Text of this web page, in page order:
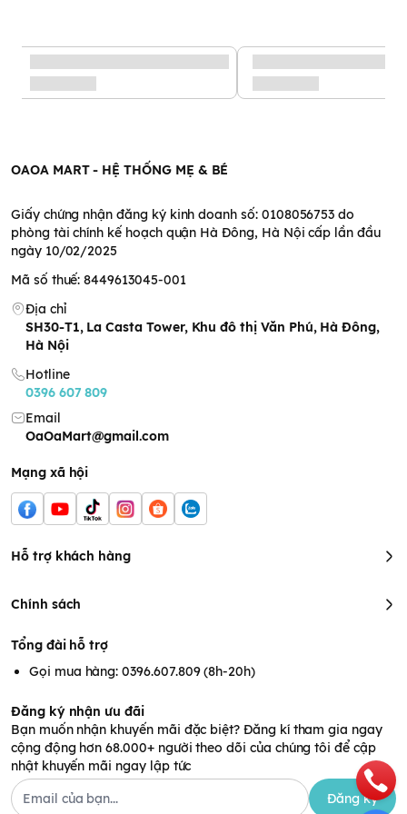
Mì Mug cực kỳ thơm ngon
được các mẹ tin dùng
Đóng gói: Có 4 gói nhỏ bên trong
trong, một bữa ăn một gói nhỏ.
Có 2 màu: gói màu trắng xanh 92g (hình gấu panda và cún
con), gói màu vàng 96g (hình heo và hình cáo).
Mì Mug Nissin‎ Nhật Bản ăn dặm cho bé trên 1 tuổi (Vàng) -
bao bì cũ
Độ tuổi sử dụng sản
phẩm
OAOA MART - HỆ THỐNG MẸ & BÉ
Giấy chứng nhận đăng ký kinh doanh số: 0108056753 do
phòng tài chính kế hoạch quận Hà Đông, Hà Nội cấp lần đầu
ngày 10/02/2025
Mã số thuế: 8449613045-001
Địa chỉ
SH30-T1, La Casta Tower, Khu đô thị Văn Phú, Hà Đông,
Hà Nội
Hotline
0396 607 809
Email
OaOaMart@gmail.com
Mạng xã hội
Hỗ trợ khách hàng
Chính sách
Tổng đài hỗ trợ
Gọi mua hàng: 0396.607.809 (8h-20h)
Đăng ký nhận ưu đãi
Bạn muốn nhận khuyến mãi đặc biệt? Đăng kí tham gia ngay
cộng động hơn 68.000+ người theo dõi của chúng tôi để cập
nhật khuyến mãi ngay lập tức
Đăng ký